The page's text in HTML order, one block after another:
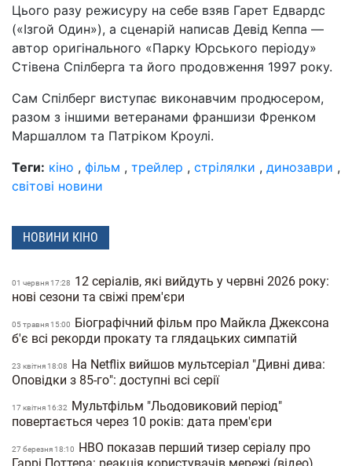
Цього разу режисуру на себе взяв Гарет Едвардс
(«Ізгой Один»), а сценарій написав Девід Кеппа —
автор оригінального «Парку Юрського періоду»
Стівена Спілберга та його продовження 1997 року.
Сам Спілберг виступає виконавчим продюсером,
разом з іншими ветеранами франшизи Френком
Маршаллом та Патріком Кроулі.
Теги: кіно , фільм , трейлер , стрілялки , динозаври ,
світові новини
НОВИНИ КІНО
01 червня 17:28
12 серіалів, які вийдуть у червні 2026 року:
нові сезони та свіжі прем'єри
05 травня 15:00
Біографічний фільм про Майкла Джексона
б'є всі рекорди прокату та глядацьких симпатій
23 квiтня 18:08
На Netflix вийшов мультсеріал "Дивні дива:
Оповідки з 85-го": доступні всі серії
17 квiтня 16:32
Мультфільм "Льодовиковий період"
повертається через 10 років: дата прем'єри
27 березня 18:10
HBO показав перший тизер серіалу про